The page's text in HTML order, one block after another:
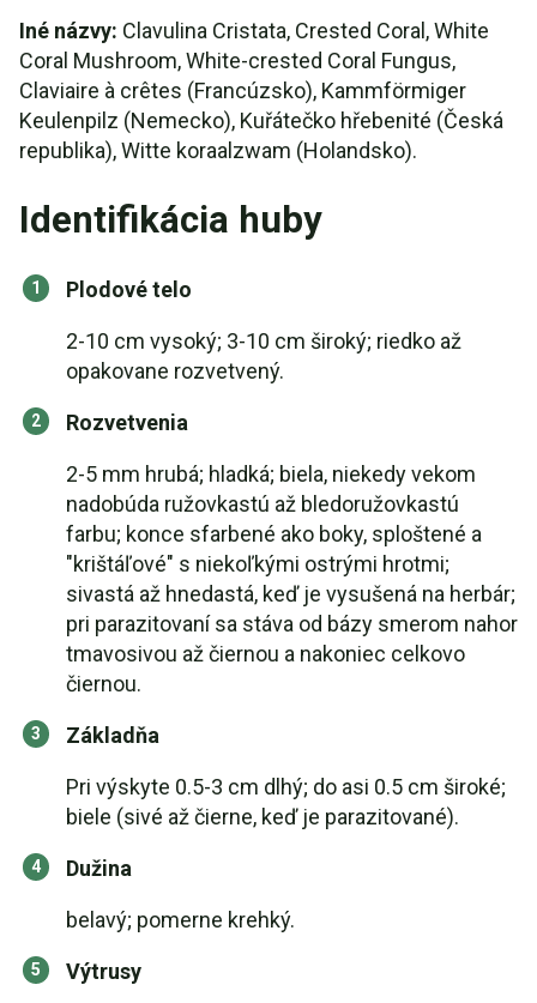
Iné názvy: Clavulina Cristata, Crested Coral, White
Coral Mushroom, White-crested Coral Fungus,
Claviaire à crêtes (Francúzsko), Kammförmiger
Keulenpilz (Nemecko), Kuřátečko hřebenité (Česká
republika), Witte koraalzwam (Holandsko).
Identifikácia huby
Plodové telo
2-10 cm vysoký; 3-10 cm široký; riedko až
opakovane rozvetvený.
Rozvetvenia
2-5 mm hrubá; hladká; biela, niekedy vekom
nadobúda ružovkastú až bledoružovkastú
farbu; konce sfarbené ako boky, sploštené a
"krištáľové" s niekoľkými ostrými hrotmi;
sivastá až hnedastá, keď je vysušená na herbár;
pri parazitovaní sa stáva od bázy smerom nahor
tmavosivou až čiernou a nakoniec celkovo
čiernou.
Základňa
Pri výskyte 0.5-3 cm dlhý; do asi 0.5 cm široké;
biele (sivé až čierne, keď je parazitované).
Dužina
belavý; pomerne krehký.
Výtrusy